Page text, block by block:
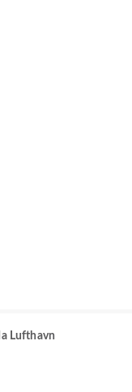
Lufthavn